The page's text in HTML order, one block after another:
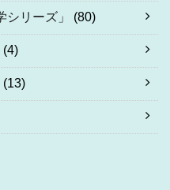
リーズ」 (80)
(4)
(13)